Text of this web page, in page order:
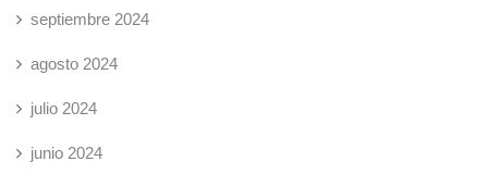
septiembre 2024
agosto 2024
julio 2024
junio 2024